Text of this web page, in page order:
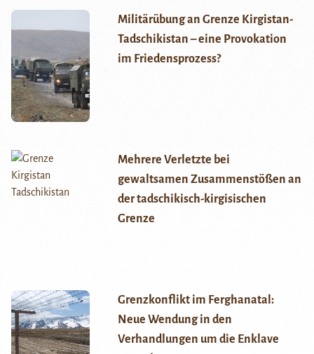
Militärübung an Grenze Kirgistan-
Tadschikistan – eine Provokation
im Friedensprozess?
Mehrere Verletzte bei
gewaltsamen Zusammenstößen an
der tadschikisch-kirgisischen
Grenze
Grenzkonflikt im Ferghanatal:
Neue Wendung in den
Verhandlungen um die Enklave